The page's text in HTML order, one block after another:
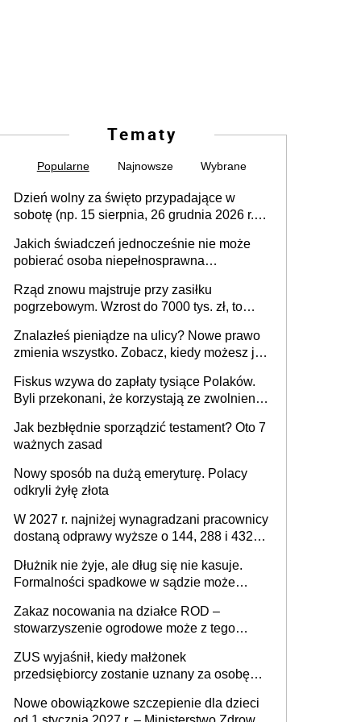
Tematy
Popularne Najnowsze Wybrane
Dzień wolny za święto przypadające w
sobotę (np. 15 sierpnia, 26 grudnia 2026 r.) –
pracodawcy (sektor prywatny i administracja
publiczna), najczęstsze pytania
Jakich świadczeń jednocześnie nie może
pobierać osoba niepełnosprawna
Rząd znowu majstruje przy zasiłku
pogrzebowym. Wzrost do 7000 tys. zł, to
Znalazłeś pieniądze na ulicy? Nowe prawo
zmienia wszystko. Zobacz, kiedy możesz je
Fiskus wzywa do zapłaty tysiące Polaków.
Byli przekonani, że korzystają ze zwolnienia
Jak bezbłędnie sporządzić testament? Oto 7
ważnych zasad
Nowy sposób na dużą emeryturę. Polacy
odkryli żyłę złota
W 2027 r. najniżej wynagradzani pracownicy
dostaną odprawy wyższe o 144, 288 i 432
Dłużnik nie żyje, ale dług się nie kasuje.
Formalności spadkowe w sądzie może
zmarłego
Zakaz nocowania na działce ROD –
stowarzyszenie ogrodowe może z tego
działki (wypowiedzieć dzierżawę)?
ZUS wyjaśnił, kiedy małżonek
przedsiębiorcy zostanie uznany za osobę
Nowe obowiązkowe szczepienie dla dzieci